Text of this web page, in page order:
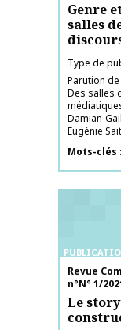
Genre
salles
Type de
Parution
Des salles
Damian-
Eugénie
Mots-clés
Nom de la
Revue
n°N° 1/
Le